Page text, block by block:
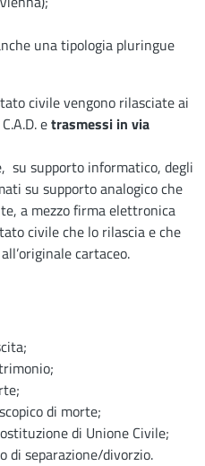
una tipologia pluringue
civile vengono rilasciate ai
etrasmessi in via
su supporto informatico, degli
su supporto analogico che
a mezzo firma elettronica
civile che lo rilascia e che
cartaceo.
di morte;
di Unione Civile;
di separazione/divorzio.